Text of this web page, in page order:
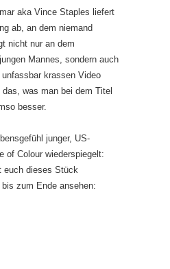
aka Vince Staples liefert
ab, an dem niemand
nicht nur an dem
Mannes, sondern auch
krassen Video
was man bei dem Titel
besser.
junger, US-
of Colour wiederspiegelt:
euch dieses Stück
zum Ende ansehen: